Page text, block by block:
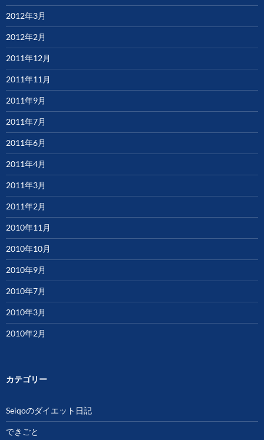
2012年3月
2012年2月
2011年12月
2011年11月
2011年9月
2011年7月
2011年6月
2011年4月
2011年3月
2011年2月
2010年11月
2010年10月
2010年9月
2010年7月
2010年3月
2010年2月
カテゴリー
Seiqoのダイエット日記
できごと